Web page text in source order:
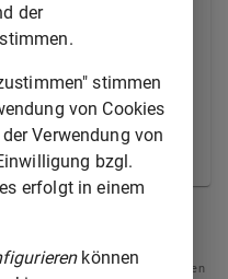
Arbeitnehmer darf
Sie kann auf bis zu
wenn innerhalb
innerhalb von 24
Stunden werktäglich
rechts zur Navigation zwischen
der
stimmen
von Cookies
Verwendung von
bzgl.
erfolgt in einem
können